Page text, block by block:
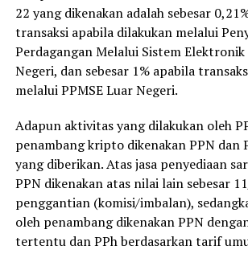
22 yang dikenakan adalah sebesar
transaksi apabila dilakukan melalui
Perdagangan Melalui Sistem Elektronik
Negeri, dan sebesar 1% apabila
melalui PPMSE Luar Negeri.
Adapun aktivitas yang dilakukan oleh
penambang kripto dikenakan PPN dan
yang diberikan. Atas jasa penyediaan
PPN dikenakan atas nilai lain sebesar
penggantian (komisi/imbalan),
oleh penambang dikenakan PPN
tertentu dan PPh berdasarkan tarif